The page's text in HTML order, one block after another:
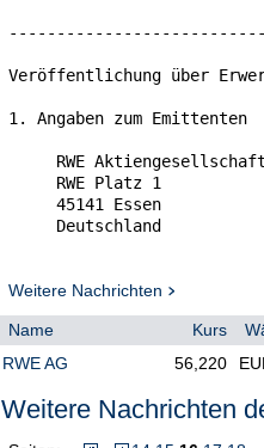
Veröffentlichung über
1. Angaben zum Emittenten
RWE
     RWE Platz 1
     45141 Essen
     Deutschland
mit 3% oder mehr Aktien,
3. Datum der
     15.05.2026
Weitere Nachrichten
Name Kurs
RWE AG
56,220
Weitere Nachrichten